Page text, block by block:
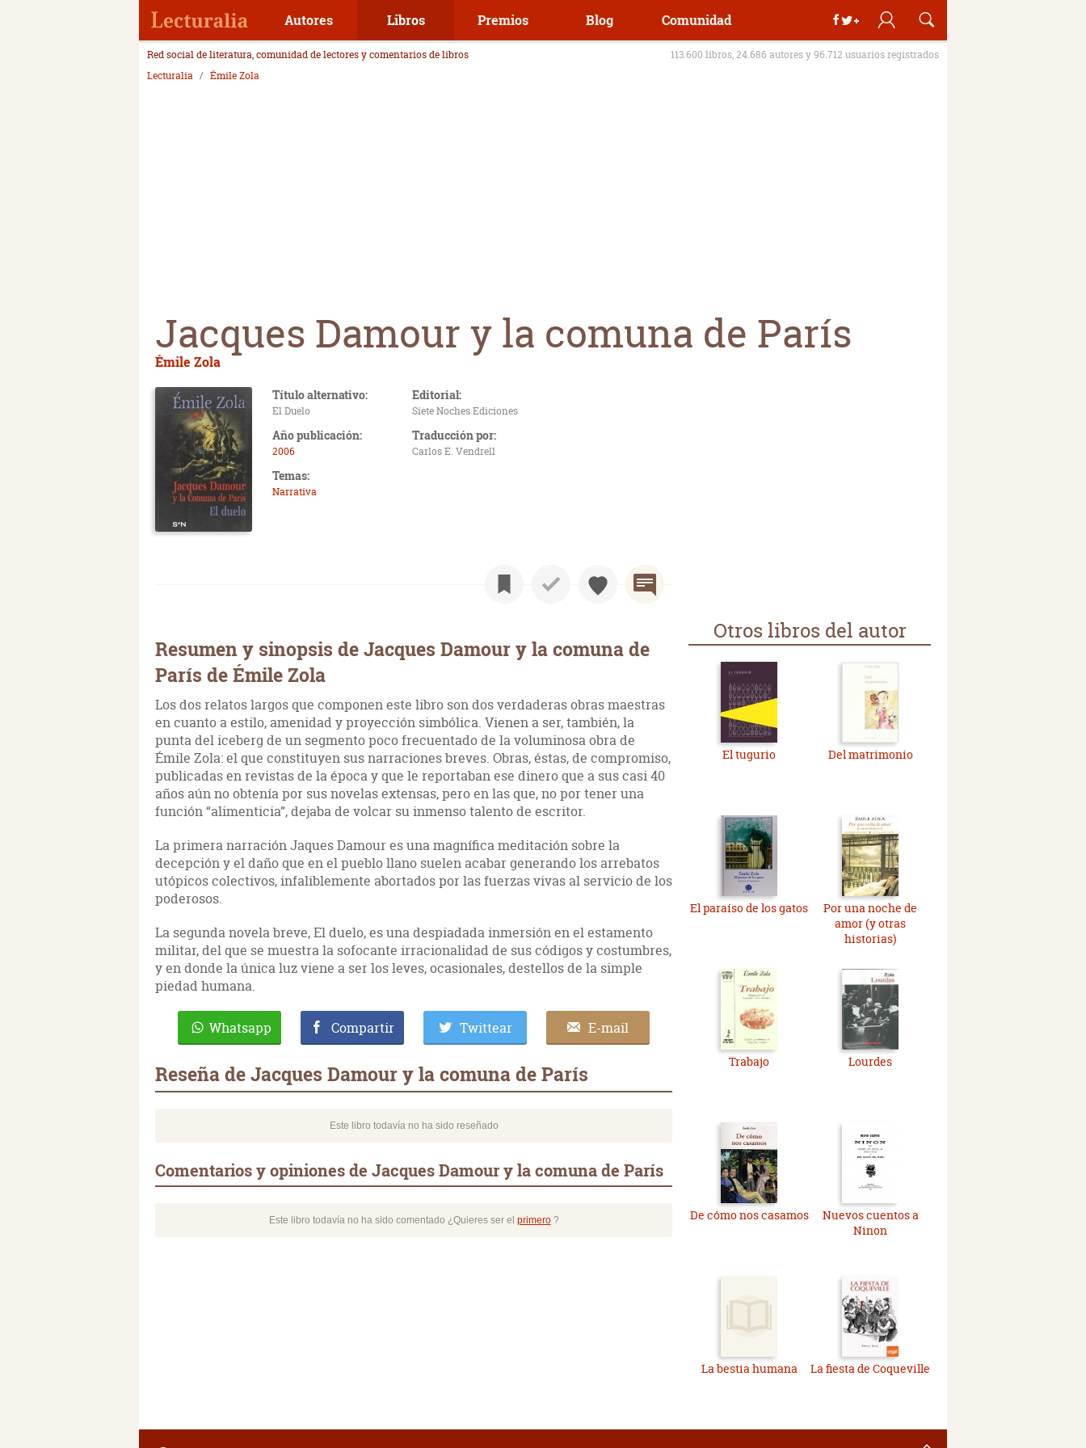
Autores Libros Premios Blog Comunidad
Red social de literatura, comunidad de lectores y comentarios de libros
113.600 libros, 24.686 autores y 96.712 usuarios registrados
Lecturalia
Émile Zola
Jacques Damour y la comuna de París
Émile Zola
Título alternativo:
El Duelo
Editorial:
Siete Noches Ediciones
Año publicación:
2006
Traducción por:
Carlos E. Vendrell
Temas:
Narrativa
Resumen y sinopsis de Jacques Damour y la comuna de
París de Émile Zola
Los dos relatos largos que componen este libro son dos verdaderas obras maestras
en cuanto a estilo, amenidad y proyección simbólica. Vienen a ser, también, la
punta del iceberg de un segmento poco frecuentado de la voluminosa obra de
Émile Zola: el que constituyen sus narraciones breves. Obras, éstas, de compromiso,
publicadas en revistas de la época y que le reportaban ese dinero que a sus casi 40
años aún no obtenía por sus novelas extensas, pero en las que, no por tener una
función “alimenticia”, dejaba de volcar su inmenso talento de escritor.
La primera narración Jaques Damour es una magnífica meditación sobre la
decepción y el daño que en el pueblo llano suelen acabar generando los arrebatos
utópicos colectivos, infaliblemente abortados por las fuerzas vivas al servicio de los
poderosos.
La segunda novela breve, El duelo, es una despiadada inmersión en el estamento
militar, del que se muestra la sofocante irracionalidad de sus códigos y costumbres,
y en donde la única luz viene a ser los leves, ocasionales, destellos de la simple
piedad humana.
Whatsapp Compartir Twittear E-mail
Reseña de Jacques Damour y la comuna de París
Este libro todavía no ha sido reseñado
Comentarios y opiniones de Jacques Damour y la comuna de París
Este libro todavía no ha sido comentado ¿Quieres ser el primero?
Otros libros del autor
El tugurio Del matrimonio
El paraíso de los gatos
Por una noche de
amor (y otras
historias)
Trabajo Lourdes
De cómo nos casamos
Nuevos cuentos a
Ninon
La bestia humana La fiesta de Coqueville